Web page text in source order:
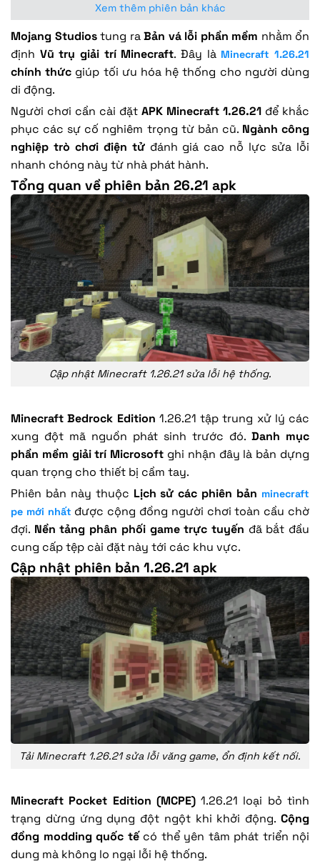
Xem thêm phiên bản khác
Mojang Studiostung raBản vá lỗi phần mềm nhằm ổn
định Vũ trụ giải trí Minecraft. Đây là Minecraft 1.26.21
chính thức giúp tối ưu hóa hệ thống cho người dùng
di động.
Người chơi cần cài đặt APK Minecraft 1.26.21 để khắc
phục các sự cố nghiêm trọng từ bản cũ. Ngành công
nghiệp trò chơi điện tửđánh giá cao nỗ lực sửa lỗi
nhanh chóng này từ nhà phát hành.
Tổng quan về phiên bản 26.21 apk
Cập nhật Minecraft 1.26.21 sửa lỗi hệ thống.
Minecraft Bedrock Edition 1.26.21 tập trung xử lý các
xung đột mã nguồn phát sinh trước đó. Danh mục
phần mềm giải trí Microsoft ghi nhận đây là bản dựng
quan trọng cho thiết bị cầm tay.
Phiên bản này thuộc Lịch sử các phiên bản minecraft
pe mới nhất được cộng đồng người chơi toàn cầu chờ
đợi. Nền tảng phân phối game trực tuyến đã bắt đầu
cung cấp tệp cài đặt này tới các khu vực.
Cập nhật phiên bản 1.26.21 apk
Tải Minecraft 1.26.21 sửa lỗi văng game, ổn định kết nối.
Minecraft Pocket Edition (MCPE)1.26.21 loại bỏ tình
trạng dừng ứng dụng đột ngột khi khởi động. Cộng
đồng modding quốc tếcó thể yên tâm phát triển nội
dung mà không lo ngại lỗi hệ thống.